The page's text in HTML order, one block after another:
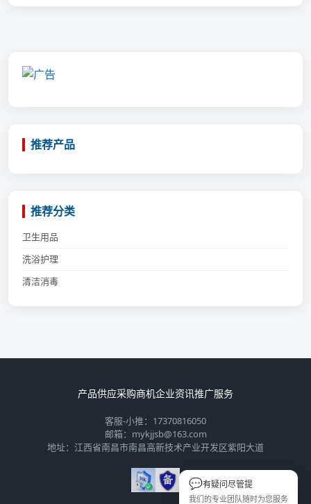
推荐产品
推荐分类
卫生用品
洗浴护理
清洁消毒
产品供应采购商机企业资讯推广服务
客服-小推：17370816050
邮箱：mykjjsb@163.com
地址：江西省南昌市南昌高新技术产业开发区紫阳大道
💬有疑问尽管提
我们的专业团队随时为您服务